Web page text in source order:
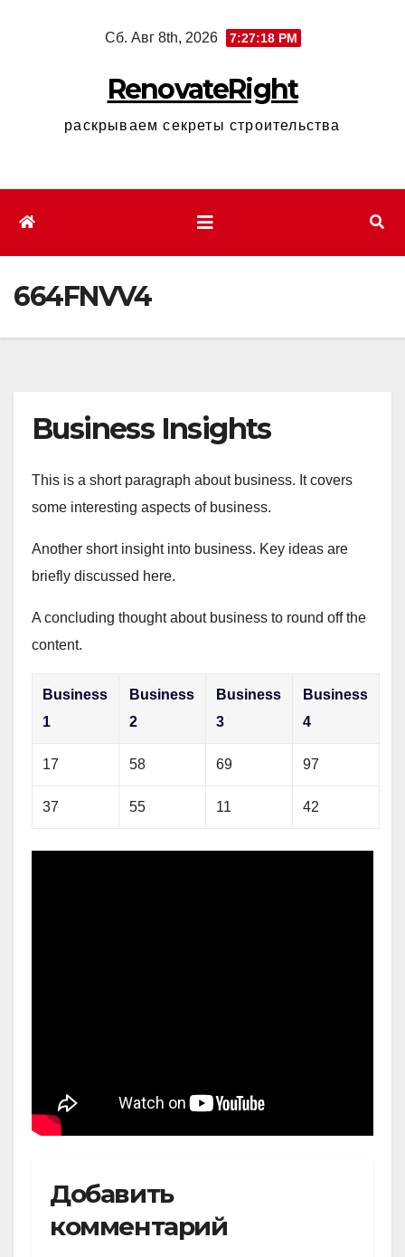
Сб. Авг 8th, 2026 7:27:19 PM
RenovateRight
раскрываем секреты строительства
664FNVV4
Business Insights
This is a short paragraph about business. It covers
some interesting aspects of business.
Another short insight into business. Key ideas are
briefly discussed here.
A concluding thought about business to round off the
content.
Business
1
Business
2
Business
3
Business
4
17 58 69 97
37 55 11 42
Добавить
комментарий